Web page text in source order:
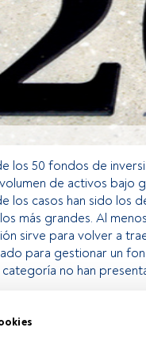
los 50 fondos de
de activos bajo
los casos han sido los
más grandes. Al
sirve para volver a
para gestionar un
no han